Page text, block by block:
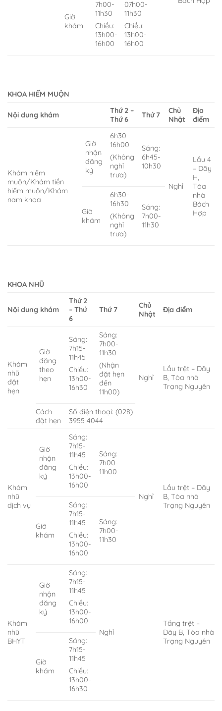
Giờ
khám
7h00-
11h30
Chiều:
13h00-
16h00
07h00-
11h30
Chiều:
13h00-
16h00
KHOA HIẾM MUỘN
Nội dung khám
Thứ 2 –
Thứ 6
Thứ 7
Chủ
Nhật
Địa
điểm
Khám hiếm
muộn/Khám tiền
hiếm muộn/Khám
nam khoa
Giờ
nhận
đăng
ký
6h30-
16h00
(Không
nghỉ
trưa)
Sáng:
6h45-
10h30
Nghỉ
Lầu 4
– Dãy
H,
Tòa
nhà
Bách
Hợp
Giờ
khám
6h30-
16h30
(Không
nghỉ
trưa)
Sáng:
7h00-
11h30
KHOA NHŨ
Nội dung khám
Thứ 2
– Thứ
6
Thứ 7
Chủ
Nhật
Địa điểm
Khám
nhũ
đặt
hẹn
Giờ
đặng
theo
hẹn
Sáng:
7h15-
11h45
Chiều:
13h00-
16h30
Sáng:
7h00-
11h30
(Nhận
đặt hẹn
đến
11h00)
Nghỉ
Lầu trệt – Dãy
B, Tòa nhà
Trạng Nguyên
Cách
đặt hẹn
Số điện thoại: (028)
3955 4044
Khám
nhũ
dịch vụ
Giờ
nhận
đăng
ký
Sáng:
7h15-
11h45
Chiều:
13h00-
16h00
Sáng:
7h00-
11h00
Nghỉ
Lầu trệt – Dãy
B, Tòa nhà
Trạng Nguyên
Giờ
khám
Sáng:
7h15-
11h45
Chiều:
13h00-
16h00
Sáng:
7h00-
11h30
Khám
nhũ
BHYT
Giờ
nhận
đăng
ký
Sáng:
7h15-
11h45
Chiều:
13h00-
16h00
Nghỉ
Tầng trệt –
Dãy B, Tòa nhà
Trạng Nguyên
Giờ
khám
Sáng:
7h15-
11h45
Chiều:
13h00-
16h30